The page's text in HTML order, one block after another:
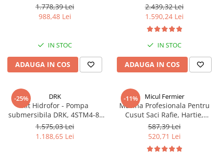
lumina LED, 3 rafturi de sticla,
H 143 cm, Inox
1.778,39 Lei
988,48 Lei
IN STOC
ADAUGA IN COS
6 Compartimente, Control
Electronic
2.439,32 Lei
1.590,24 Lei
IN STOC
ADAUGA IN COS
-25% DRK
Kit Hidrofor - Pompa
submersibila DRK, 4STM4-8,
putere 1.8 kW, debit 5m3/h, 8
turbine + Vas de expansiune
100 L, racord 5 cai, supapa de
1.575,03 Lei
1.188,65 Lei
-11% Micul Fermier
Masina Profesionala Pentru
Cusut Saci Rafie, Hartie,
Panza-Plastic 210w taiere
automata, Micul Fermier GF-
1681
587,39 Lei
520,71 Lei